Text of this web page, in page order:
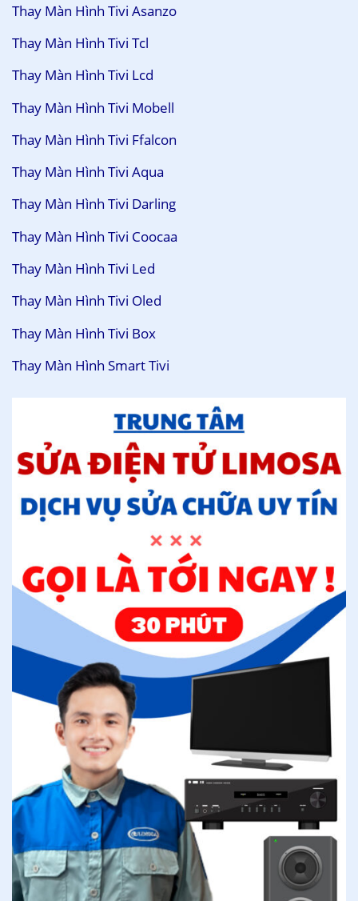
Thay Màn Hình Tivi Asanzo
Thay Màn Hình Tivi Tcl
Thay Màn Hình Tivi Lcd
Thay Màn Hình Tivi Mobell
Thay Màn Hình Tivi Ffalcon
Thay Màn Hình Tivi Aqua
Thay Màn Hình Tivi Darling
Thay Màn Hình Tivi Coocaa
Thay Màn Hình Tivi Led
Thay Màn Hình Tivi Oled
Thay Màn Hình Tivi Box
Thay Màn Hình Smart Tivi